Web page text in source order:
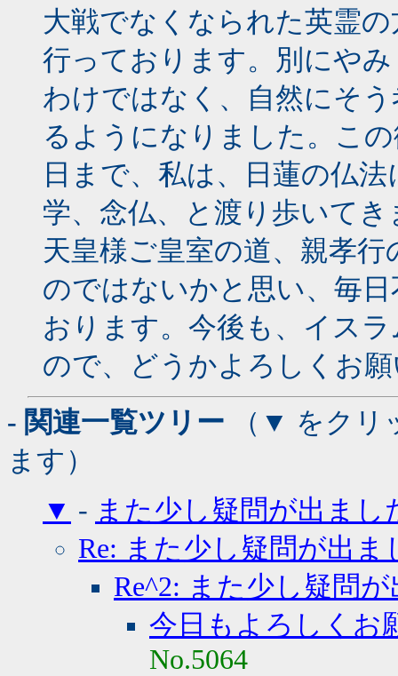
大戦でなくなられた英霊
行っております。別にや
わけではなく、自然にそ
るようになりました。こ
日まで、私は、日蓮の仏
学、念仏、と渡り歩いて
天皇様ご皇室の道、親孝
のではないかと思い、毎
おります。今後も、イス
ので、どうかよろしくお
- 関連一覧ツリー （▼ をクリ
ます）
▼ - また少し疑問が出まし
Re: また少し疑問が出ま
Re^2: また少し疑問
今日もよろしくお
No.5064